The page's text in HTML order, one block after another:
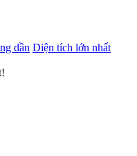
dần Diện tích lớn nhất